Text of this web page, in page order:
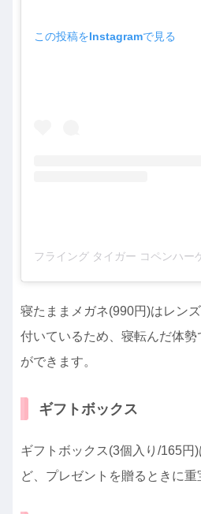
この投稿をInstagramで見る
寝たままメガネ(990円)はレン
付いているため、寝転んだ体勢
ができます。
ギフトボックス
ギフトボックス(3個入り/165円
ど、プレゼントを贈るときに重